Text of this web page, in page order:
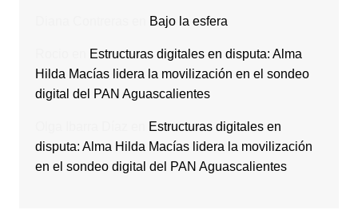
Bajo la esfera
Estructuras digitales en disputa: Alma
Hilda Macías lidera la movilización en el sondeo
digital del PAN Aguascalientes
Estructuras digitales en
disputa: Alma Hilda Macías lidera la movilización
en el sondeo digital del PAN Aguascalientes